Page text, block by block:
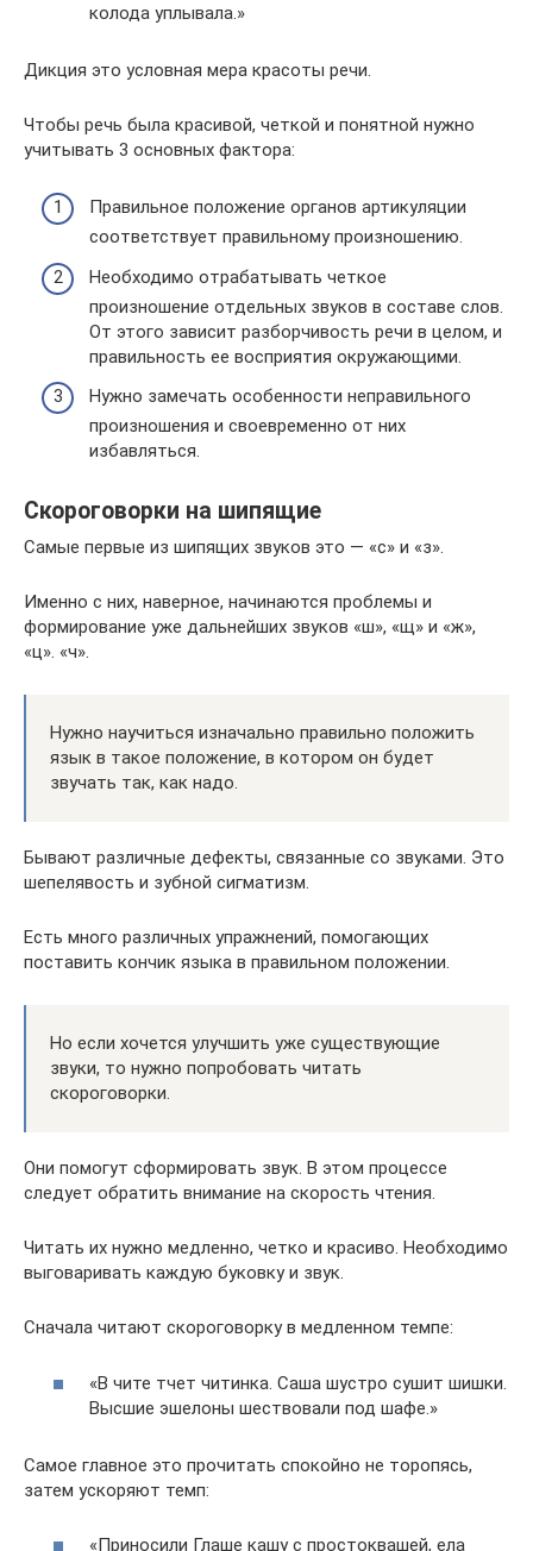
колода уплывала.»
Дикция это условная мера красоты речи.
Чтобы речь была красивой, четкой и понятной нужно
учитывать 3 основных фактора:
Правильное положение органов артикуляции
соответствует правильному произношению.
Необходимо отрабатывать четкое
произношение отдельных звуков в составе слов.
От этого зависит разборчивость речи в целом, и
правильность ее восприятия окружающими.
Нужно замечать особенности неправильного
произношения и своевременно от них
избавляться.
Скороговорки на шипящие
Самые первые из шипящих звуков это — «с» и «з».
Именно с них, наверное, начинаются проблемы и
формирование уже дальнейших звуков «ш», «щ» и «ж»,
«ц». «ч».
Нужно научиться изначально правильно положить
язык в такое положение, в котором он будет
звучать так, как надо.
Бывают различные дефекты, связанные со звуками. Это
шепелявость и зубной сигматизм.
Есть много различных упражнений, помогающих
поставить кончик языка в правильном положении.
Но если хочется улучшить уже существующие
звуки, то нужно попробовать читать
скороговорки.
Они помогут сформировать звук. В этом процессе
следует обратить внимание на скорость чтения.
Читать их нужно медленно, четко и красиво. Необходимо
выговаривать каждую буковку и звук.
Сначала читают скороговорку в медленном темпе:
«В чите тчет читинка. Саша шустро сушит шишки.
Высшие эшелоны шествовали под шафе.»
Самое главное это прочитать спокойно не торопясь,
затем ускоряют темп:
«Приносили Глаше кашу с простоквашей, ела